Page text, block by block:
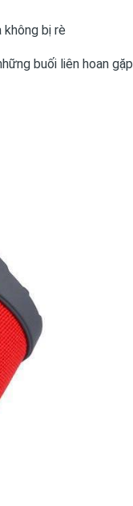
bị rè
buối liên hoan gặp